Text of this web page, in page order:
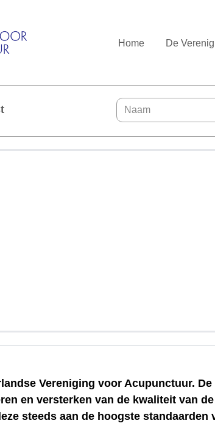
Home De
Vereniging voor Acupunctuur. De
en versterken van de kwaliteit van
steeds aan de hoogste standaarden